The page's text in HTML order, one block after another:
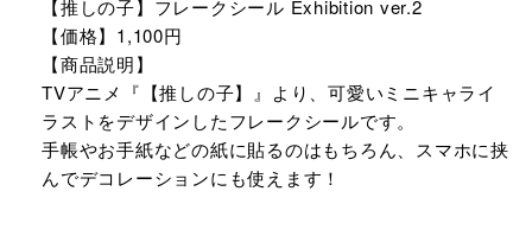
【推しの子】フレークシール Exhibition ver.2
【価格】1,100円
【商品説明】
TVアニメ『【推しの子】』より、可愛いミニキャライ
ラストをデザインしたフレークシールです。
手帳やお手紙などの紙に貼るのはもちろん、スマホに挟
んでデコレーションにも使えます！